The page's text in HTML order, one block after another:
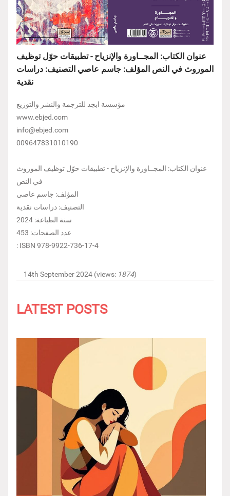
عنوان الكتاب: المجــاورة والإنزياح - تطبيقات حوّل توظيف
الموروث في النص المؤلف: جاسم عاصي التصنيف: دراسات
نقدية
مؤسسة ابجد للترجمة والنشر والتوزيع
www.ebjed.com
info@ebjed.com
009647831010190
عنوان الكتاب: المجــاورة والإنزياح - تطبيقات حوّل توظيف الموروث
في النص
المؤلف: جاسم عاصي
التصنيف: دراسات نقدية
سنة الطباعة: 2024
عدد الصفحات: 453
: ISBN 978-9922-736-17-4
14th September 2024 (views: 1874)
LATEST POSTS